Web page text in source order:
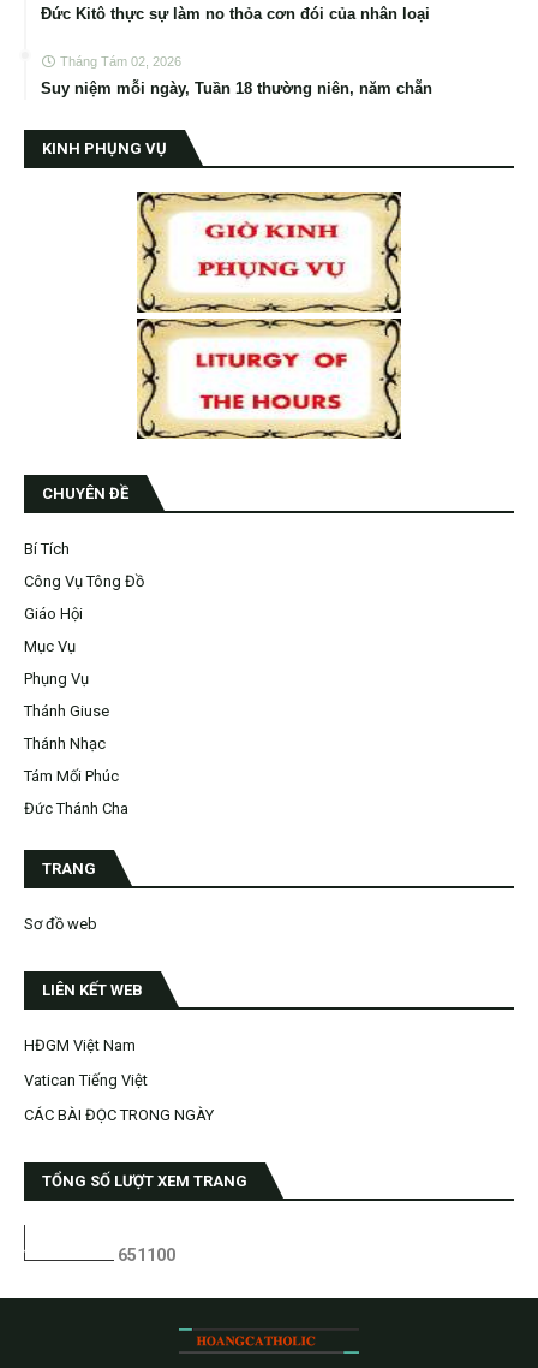
Đức Kitô thực sự làm no thỏa cơn đói của nhân loại
Tháng Tám 02, 2026
Suy niệm mỗi ngày, Tuần 18 thường niên, năm chẵn
KINH PHỤNG VỤ
CHUYÊN ĐỀ
Bí Tích
Công Vụ Tông Đồ
Giáo Hội
Mục Vụ
Phụng Vụ
Thánh Giuse
Thánh Nhạc
Tám Mối Phúc
Đức Thánh Cha
TRANG
Sơ đồ web
LIÊN KẾT WEB
HĐGM Việt Nam
Vatican Tiếng Việt
CÁC BÀI ĐỌC TRONG NGÀY
TỔNG SỐ LƯỢT XEM TRANG
651 1 00